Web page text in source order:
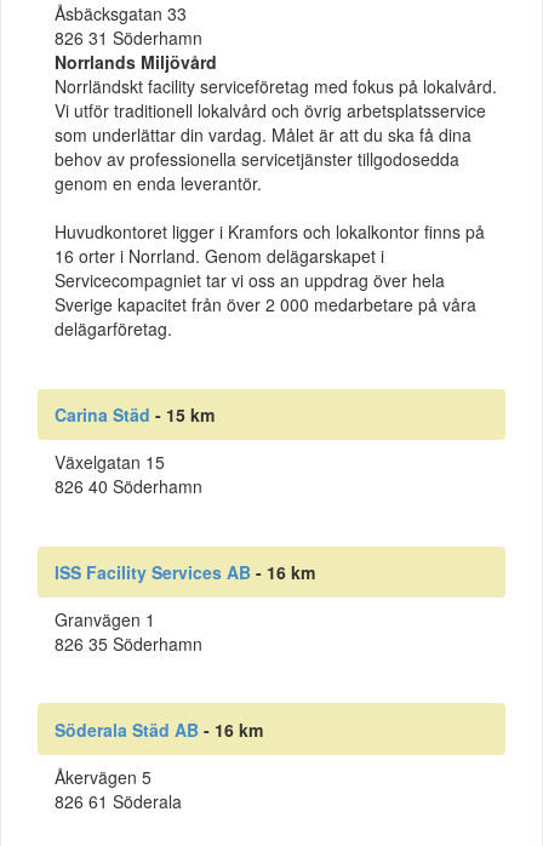
Åsbäcksgatan 33
826 31 Söderhamn
Norrlands Miljövård
Norrländskt facility serviceföretag med fokus på lokalvård.
Vi utför traditionell lokalvård och övrig arbetsplatsservice
som underlättar din vardag. Målet är att du ska få dina
behov av professionella servicetjänster tillgodosedda
genom en enda leverantör.
Huvudkontoret ligger i Kramfors och lokalkontor finns på
16 orter i Norrland. Genom delägarskapet i
Servicecompagniet tar vi oss an uppdrag över hela
Sverige kapacitet från över 2 000 medarbetare på våra
delägarföretag.
Carina Städ - 15 km
Växelgatan 15
826 40 Söderhamn
ISS Facility Services AB - 16 km
Granvägen 1
826 35 Söderhamn
Söderala Städ AB - 16 km
Åkervägen 5
826 61 Söderala